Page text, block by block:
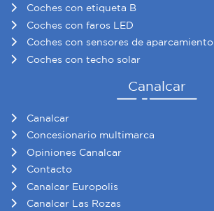
Coches con etiqueta B
Coches con faros LED
Coches con sensores de aparcamiento
Coches con techo solar
Canalcar
Canalcar
Concesionario multimarca
Opiniones Canalcar
Contacto
Canalcar Europolis
Canalcar Las Rozas